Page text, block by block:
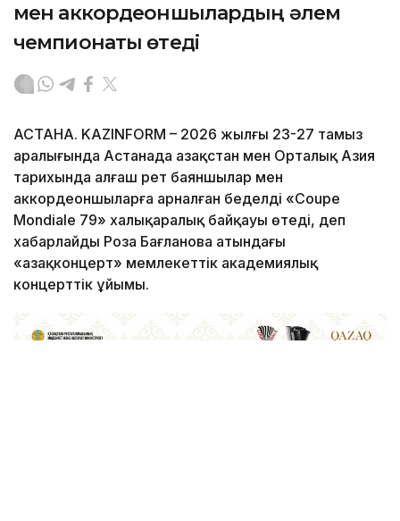
мен аккордеоншылардың әлем
чемпионаты өтеді
АСТАНА. KAZINFORM – 2026 жылғы 23-27 тамыз
аралығында Астанада Қазақстан мен Орталық Азия
тарихында алғаш рет баяншылар мен
аккордеоншыларға арналған беделді «Coupe
Mondiale 79» халықаралық байқауы өтеді, деп
хабарлайды Роза Бағланова атындағы
«Қазақконцерт» мемлекеттік академиялық
концерттік ұйымы.